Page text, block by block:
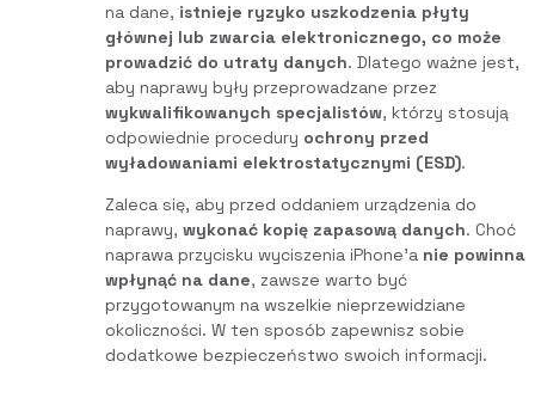
na dane, istnieje ryzyko uszkodzenia płyty
głównej lub zwarcia elektronicznego, co może
prowadzić do utraty danych. Dlatego ważne jest,
aby naprawy były przeprowadzane przez
wykwalifikowanych specjalistów, którzy stosują
odpowiednie procedury ochrony przed
wyładowaniami elektrostatycznymi (ESD).
Zaleca się, aby przed oddaniem urządzenia do
naprawy, wykonać kopię zapasową danych. Choć
naprawa przycisku wyciszenia iPhone’a nie powinna
wpłynąć na dane, zawsze warto być
przygotowanym na wszelkie nieprzewidziane
okoliczności. W ten sposób zapewnisz sobie
dodatkowe bezpieczeństwo swoich informacji.